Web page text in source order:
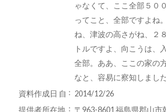
ゃなくて、ここ全部５０
ってこと、全部ですよね
ね、津波の高さがね、２
トルですよ、向こうは、
全部。ああ、ここの家の
なと、容易に察知しまし
資料作成日 自
2014/12/26
提供者所在地
〒963-8601 福島県郡山市